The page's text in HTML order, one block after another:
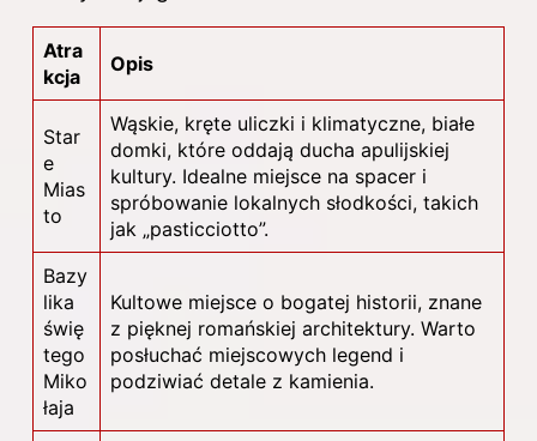
Atra
kcja
Opis
Star
e
Mias
to
Wąskie, kręte uliczki i klimatyczne, białe
domki, które oddają ducha apulijskiej
kultury. Idealne miejsce na spacer i
spróbowanie lokalnych słodkości, takich
jak „pasticciotto”.
Bazy
lika
świę
tego
Miko
łaja
Kultowe miejsce o bogatej historii, znane
z pięknej romańskiej architektury. Warto
posłuchać miejscowych legend i
podziwiać detale z kamienia.